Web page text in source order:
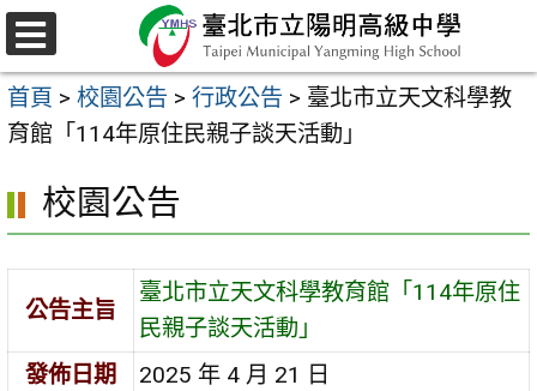
跳
至
主
要
容
區
選
單
首頁 > 校園公告 > 行政公告 > 臺北市立天文科學教
育館「114年原住民親子談天活動」
校園公告
公告主旨
臺北市立天文科學教育館「114年原住
民親子談天活動」
發佈日期
2025 年 4 月 21 日